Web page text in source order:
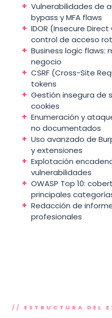
Vulnerabilidades de
bypass y MFA flaws
IDOR (Insecure
control de acceso
Business logic flaws:
negocio
CSRF (Cross-Site
tokens
Gestión insegura de
cookies
Enumeración y
no documentados
Uso avanzado de
y extensiones
Explotación
vulnerabilidades
OWASP Top 10:
principales
Redacción de
profesionales
ESTRUCTURA DEL